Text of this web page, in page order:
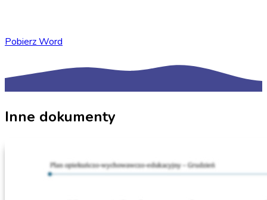
Pobierz Word
Inne dokumenty